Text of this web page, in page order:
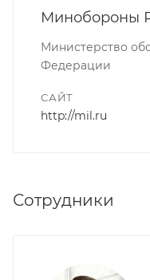
Минобороны
Министерство
Федерации
САЙТ
http://mil.ru
Сотрудники